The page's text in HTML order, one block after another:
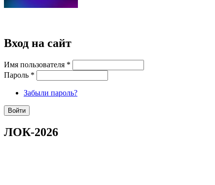
Вход на сайт
Имя пользователя *
Пароль *
Забыли пароль?
ЛОК-2026